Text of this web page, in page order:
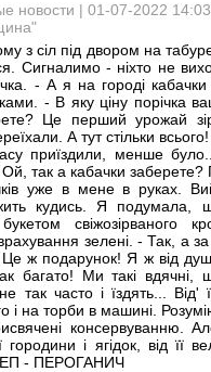
новости | 01-07-2022
з сіл під двором на
Сигналимо - ніхто не
- А я на городі
- В яку ціну порічка
Це перший урожай
А тут стільки
приїздили, менше
так а кабачки
уже в мене в руках.
кудись. Я подумала,
свіжозірваного
зелені. - Так, а за
ж подарунок! Я ж від
багато! Ми такі вдячні,
так часто і їздять... Від'
і на торби в машині.
консервуванню.
і ягідок, від її
- ПЕРОГАНИЧ